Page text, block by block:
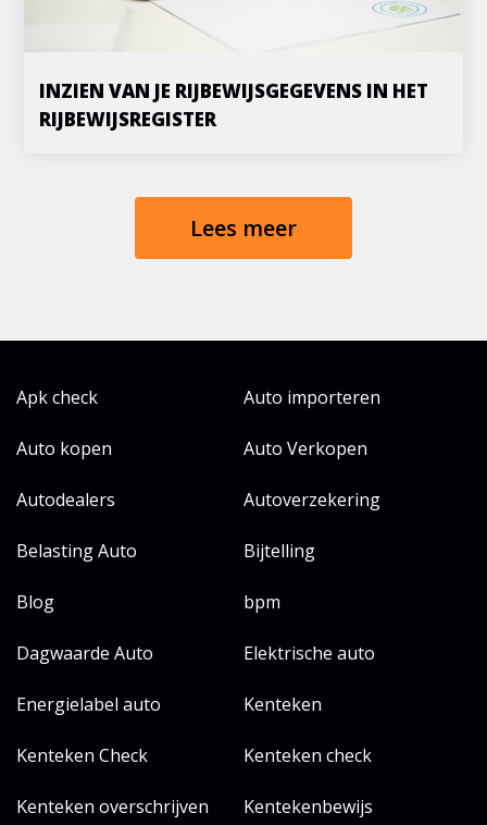
INZIEN VAN JE RIJBEWIJSGEGEVENS IN HET
RIJBEWIJSREGISTER
Lees meer
Apk check Auto importeren
Auto kopen Auto Verkopen
Autodealers Autoverzekering
Belasting Auto Bijtelling
Blog bpm
Dagwaarde Auto Elektrische auto
Energielabel auto Kenteken
Kenteken Check Kenteken check
Kenteken overschrijven Kentekenbewijs